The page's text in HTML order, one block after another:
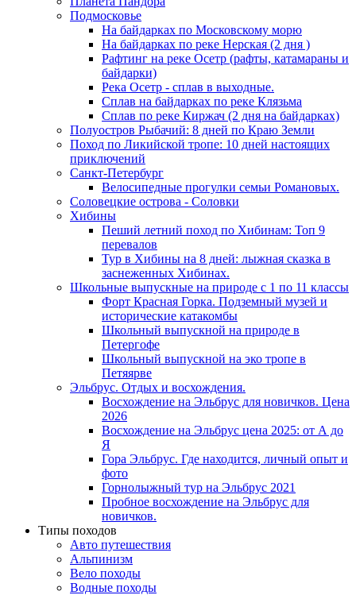
Подмосковье
На байдарках по Московскому морю
На байдарках по реке Нерская (2 дня )
Рафтинг на реке Осетр (рафты, катамараны и
байдарки)
Река Осетр - сплав в выходные.
Сплав на байдарках по реке Клязьма
Сплав по реке Киржач (2 дня на байдарках)
Полуостров Рыбачий: 8 дней по Краю Земли
Поход по Ликийской тропе: 10 дней настоящих
приключений
Санкт-Петербург
Велосипедные прогулки семьи Романовых.
Соловецкие острова - Соловки
Хибины
Пеший летний поход по Хибинам: Топ 9
перевалов
Тур в Хибины на 8 дней: лыжная сказка в
заснеженных Хибинах.
Школьные выпускные на природе с 1 по 11 классы
Форт Красная Горка. Подземный музей и
исторические катакомбы
Школьный выпускной на природе в
Петергофе
Школьный выпускной на эко тропе в
Петяярве
Эльбрус. Отдых и восхождения.
Восхождение на Эльбрус для новичков. Цена
2026
Восхождение на Эльбрус цена 2025: от А до
Я
Гора Эльбрус. Где находится, личный опыт и
фото
Горнолыжный тур на Эльбрус 2021
Пробное восхождение на Эльбрус для
новичков.
Типы походов
Авто путешествия
Альпинизм
Вело походы
Водные походы